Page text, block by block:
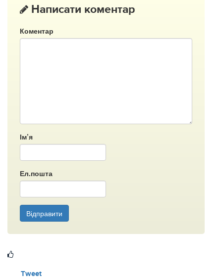
Написати коментар
Коментар
Ім’я
Ел.пошта
Відправити
Tweet